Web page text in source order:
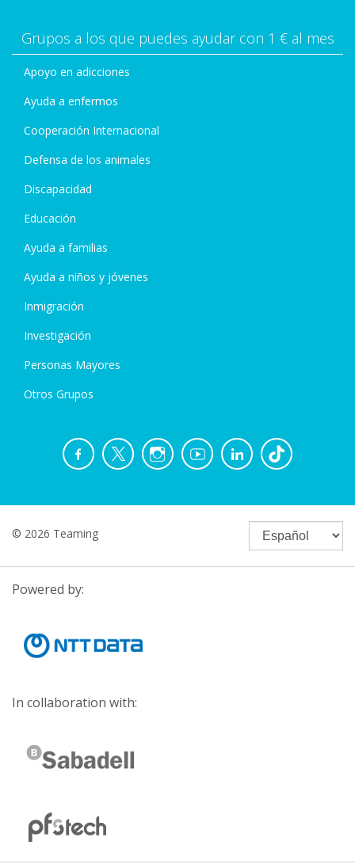
Grupos a los que puedes ayudar con 1 € al mes
Apoyo en adicciones
Ayuda a enfermos
Cooperación Internacional
Defensa de los animales
Discapacidad
Educación
Ayuda a familias
Ayuda a niños y jóvenes
Inmigración
Investigación
Personas Mayores
Otros Grupos
© 2026 Teaming
Powered by:
In collaboration with: